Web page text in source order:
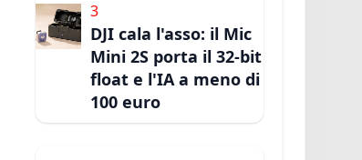
3
DJI cala l'asso: il Mic
Mini 2S porta il 32-bit
float e l'IA a meno di
100 euro